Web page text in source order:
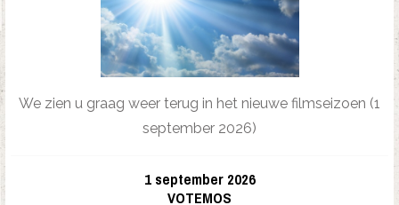
We zien u graag weer terug in het nieuwe filmseizoen (1
september 2026)
1 september 2026
VOTEMOS